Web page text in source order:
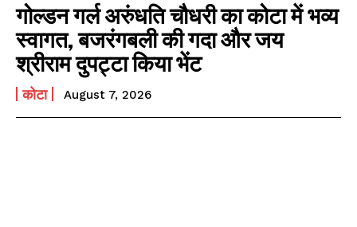
गोल्डन गर्ल अरुंधति चौधरी का कोटा में भव्य
स्वागत, बजरंगबली की गदा और जय
श्रीराम दुपट्टा किया भेंट
कोटा August 7, 2026